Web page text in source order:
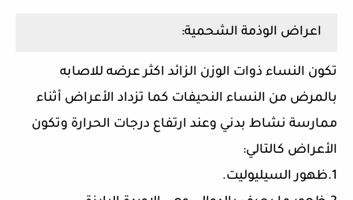
اعراض الوذمة الشحمية:
تكون النساء ذوات الوزن الزائد اكثر عرضه للاصابه
بالمرض من النساء النحيفات كما تزداد الأعراض أثناء
ممارسة نشاط بدني وعند ارتفاع درجات الحرارة وتكون
الأعراض كالتالي:
1.ظهور السيليوليت.